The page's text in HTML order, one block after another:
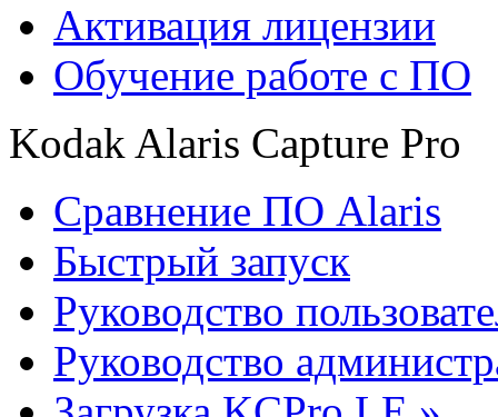
Активация лицензии
Обучение работе с ПО
Kodak Alaris Capture Pro
Сравнение ПО Alaris
Быстрый запуск
Руководство
Руководство